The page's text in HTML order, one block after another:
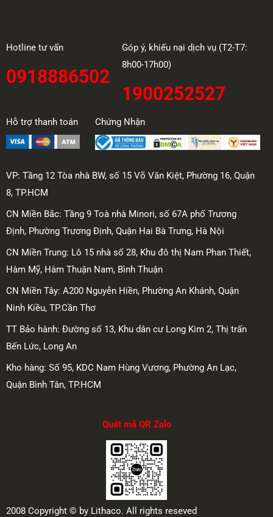
Hotline tư vấn
0918886502
Góp ý, khiếu nại dịch vụ (T2-T7:
8h00-17h00)
1900252527
Hỗ trợ thanh toán Chứng Nhận
VP: Tầng 12 Tòa nhà BW, số 15 Võ Văn Kiệt, Phường 16, Quận
8, TP.HCM
CN Miền Bắc: Tầng 9 Toà nhà Minori, số 67A phố Trương
Định, Phường Trương Định, Quận Hai Bà Trưng, Hà Nội
CN Miền Trung: Lô 15 nhà số 28, Khu đô thị Nam Phan Thiết,
Hàm Mỹ, Hàm Thuận Nam, Bình Thuận
CN Miền Tây: A200 Nguyễn Hiền, Phường An Khánh, Quận
Ninh Kiều, TP.Cần Thơ
TT Bảo hành: Đường số 13, Khu dân cư Long Kim 2, Thị trấn
Bến Lức, Long An
Kho hàng: Số 95, KDC Nam Hùng Vương, Phường An Lạc,
Quận Bình Tân, TP.HCM
Quét mã QR Zalo
2008 Copyright © by Lithaco. All rights reseved